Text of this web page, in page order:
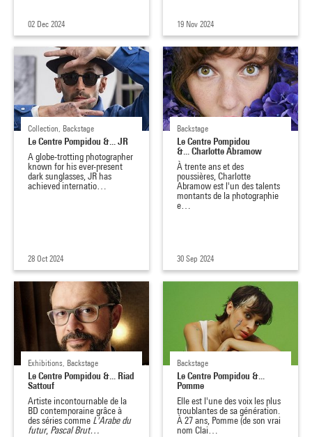
02 Dec 2024 19 Nov 2024
Collection, Backstage
Le Centre Pompidou &... JR
A globe-trotting photographer
known for his ever-present
dark sunglasses, JR has
achieved internatio…
28 Oct 2024
Backstage
Le Centre Pompidou
&... Charlotte Abramow
À trente ans et des
poussières, Charlotte
Abramow est l'un des talents
montants de la photographie
e…
30 Sep 2024
Exhibitions, Backstage
Le Centre Pompidou &... Riad
Sattouf
Artiste incontournable de la
BD contemporaine grâce à
des séries comme L'Arabe du
futur, Pascal Brut…
Backstage
Le Centre Pompidou &...
Pomme
Elle est l'une des voix les plus
troublantes de sa génération.
À 27 ans, Pomme (de son vrai
nom Clai…